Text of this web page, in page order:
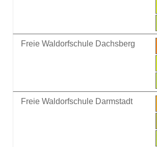
Freie Waldorfschule Dachsberg
Freie Waldorfschule Darmstadt